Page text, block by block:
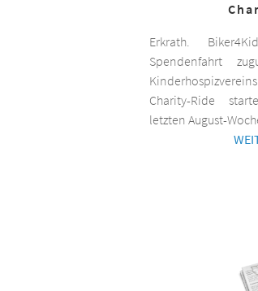
Erkrath.
Spendenfahrt
Charity-Ride
letzten August-